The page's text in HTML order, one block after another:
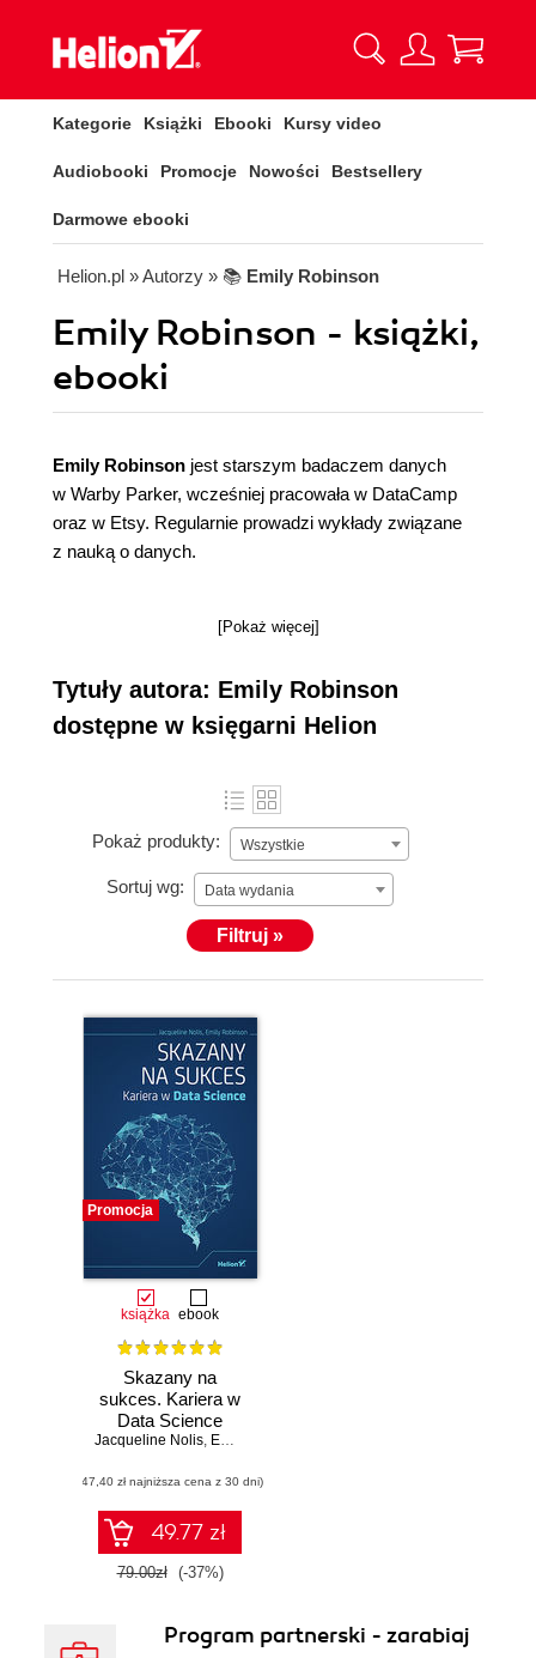
Kategorie Książki Ebooki Kursy video
Audiobooki Promocje Nowości Bestsellery
Darmowe ebooki
Helion.pl » Autorzy » 📚 Emily Robinson
Emily Robinson - książki,
ebooki
Emily Robinson jest starszym badaczem danych
w Warby Parker, wcześniej pracowała w DataCamp
oraz w Etsy. Regularnie prowadzi wykłady związane
z nauką o danych.
[Pokaż więcej]
Tytuły autora: Emily Robinson
dostępne w księgarni Helion
Pokaż produkty: Wszystkie
Sortuj wg: Data wydania
Filtruj »
Promocja
książka ebook
Skazany na
sukces. Kariera w
Data Science
Jacqueline Nolis, Emily Robinson
(47,40 zł najniższa cena z 30 dni)
49.77 zł
79.00zł (-37%)
Program partnerski - zarabiaj